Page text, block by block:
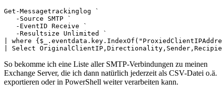
Get-Messagetrackinglog `
   -Source SMTP `
   -EventID Receive `
   -Resultsize Unlimited `
| where
| Select
So bekomme ich eine Liste aller SMTP-Verbindungen zu meinen
Exchange Server, die ich dann natürlich jederzeit als CSV-Datei o.ä.
exportieren oder in PowerShell weiter verarbeiten kann.